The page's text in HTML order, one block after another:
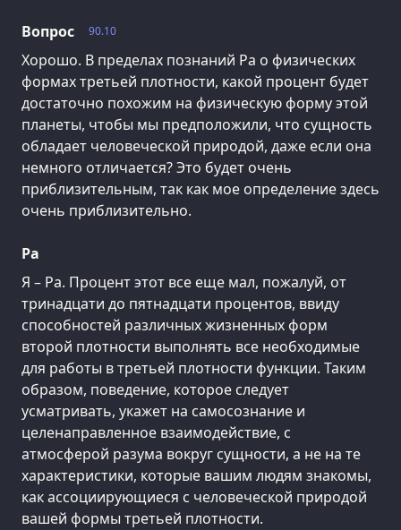
90.10
Вопрос
Хорошо. В пределах познаний Ра о физических
формах третьей плотности, какой процент будет
достаточно похожим на физическую форму этой
планеты, чтобы мы предположили, что сущность
обладает человеческой природой, даже если она
немного отличается? Это будет очень
приблизительным, так как мое определение здесь
очень приблизительно.
Ра
Я – Ра. Процент этот все еще мал, пожалуй, от
тринадцати до пятнадцати процентов, ввиду
способностей различных жизненных форм
второй плотности выполнять все необходимые
для работы в третьей плотности функции. Таким
образом, поведение, которое следует
усматривать, укажет на самосознание и
целенаправленное взаимодействие, с
атмосферой разума вокруг сущности, а не на те
характеристики, которые вашим людям знакомы,
как ассоциирующиеся с человеческой природой
вашей формы третьей плотности.